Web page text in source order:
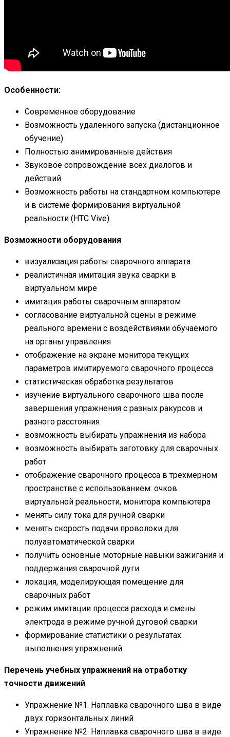
Особенности:
Современное оборудование
Возможность удаленного запуска (дистанционное
обучение)
Полностью анимированные действия
Звуковое сопровождение всех диалогов и
действий
Возможность работы на стандартном компьютере
и в системе формирования виртуальной
реальности (HTC Vive)
Возможности оборудования
визуализация работы сварочного аппарата
реалистичная имитация звука сварки в
виртуальном мире
имитация работы сварочным аппаратом
согласование виртуальной сцены в режиме
реального времени с воздействиями обучаемого
на органы управления
отображение на экране монитора текущих
параметров имитируемого сварочного процесса
статистическая обработка результатов
изучение виртуального сварочного шва после
завершения упражнения с разных ракурсов и
разного расстояния
возможность выбирать упражнения из набора
возможность выбирать заготовку для сварочных
работ
отображение сварочного процесса в трехмерном
пространстве с использованием: очков
виртуальной реальности, монитора компьютера
менять силу тока для ручной сварки
менять скорость подачи проволоки для
полуавтоматической сварки
получить основные моторные навыки зажигания и
поддержания сварочной дуги
локация, моделирующая помещение для
сварочных работ
режим имитации процесса расхода и смены
электрода в режиме ручной дуговой сварки
формирование статистики о результатах
выполнения упражнений
Перечень учебных упражнений на отработку
точности движений
Упражнение №1. Наплавка сварочного шва в виде
двух горизонтальных линий
Упражнение №2. Наплавка сварочного шва в виде